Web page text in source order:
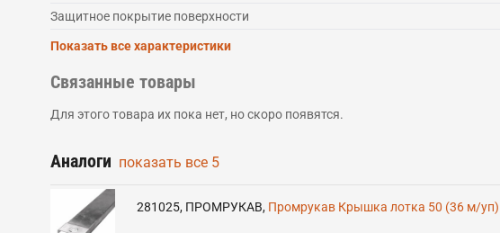
Защитное покрытие поверхности
Показать все характеристики
Связанные товары
Для этого товара их пока нет, но скоро появятся.
Аналоги показать все 5
281025, ПРОМРУКАВ, Промрукав Крышка лотка 50 (36 м/уп)